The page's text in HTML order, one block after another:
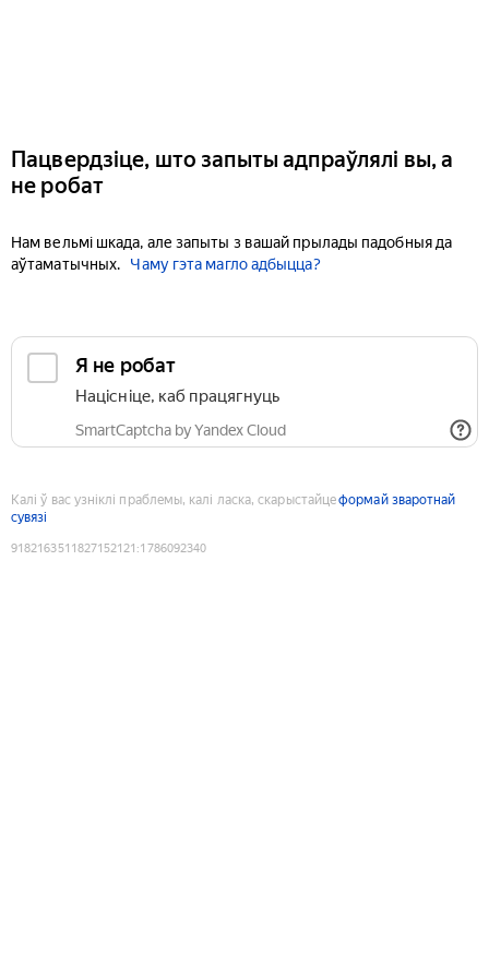
Пацвердзіце, што запыты адпраўлялі вы, а
не робат
Нам вельмі шкада, але запыты з вашай прылады падобныя да
аўтаматычных.
Чаму гэта магло адбыцца?
Я не робат
Націсніце, каб працягнуць
SmartCaptcha by Yandex Cloud
Калі ў вас узніклі праблемы, калі ласка, скарыстайцеформай зваротнай
сувязі
9182163511827152121 :1786092340